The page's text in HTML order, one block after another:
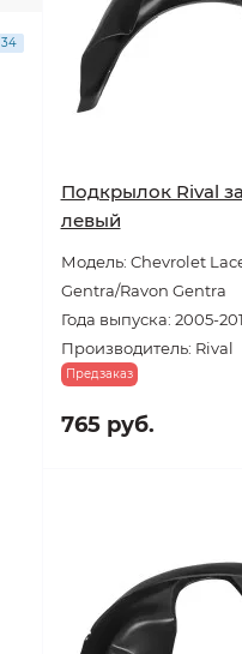
34
Подкрылок Rival
левый
Модель: Chevrolet
Gentra/Ravon Gentra
Года выпуска: 2005-
Производитель: Rival
Предзаказ
765 руб.